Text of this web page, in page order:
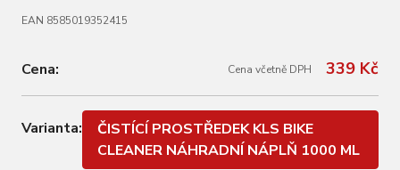
EAN 8585019352415
Cena: Cena včetně DPH 339 Kč
Varianta:
ČISTÍCÍ PROSTŘEDEK KLS BIKE
CLEANER NÁHRADNÍ NÁPLŇ 1000 ML